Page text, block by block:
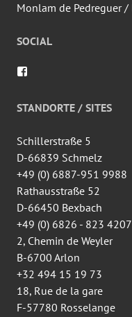
Monlam de Pedreguer /
SOCIAL
de
wingtsun.arlon
Facebook
STANDORTE / SITES
Schillerstraße 5
D-66839 Schmelz
+49 (0) 6887-951 9988
Rathausstraße 52
D-66450 Bexbach
+49 (0) 6826 - 823 4207
2, Chemin de Weyler
B-6700 Arlon
+32 494 15 19 73
18, Rue de la gare
F-57780 Rosselange